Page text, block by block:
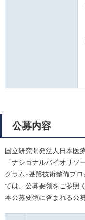
公募内容
国立研究開発法人日本医
「ナショナルバイオリソ
グラム･基盤技術整備プ
ては、公募要領をご参照
本公募要領に含まれる公